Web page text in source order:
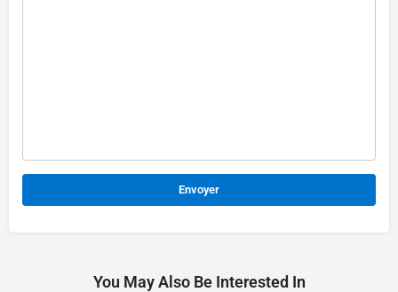
You May Also Be Interested In